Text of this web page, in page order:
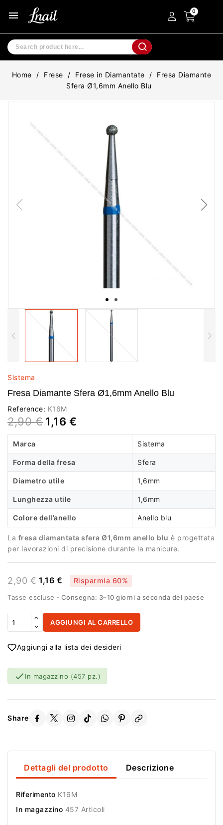
menu
Home Frese Frese in Diamantate
Fresa Diamante
Sfera Ø1,6mm Anello Blu
Sistema
Fresa Diamante Sfera Ø1,6mm Anello Blu
Reference: K16M
2,90 € 1,16 €
Marca Sistema
Forma della fresa Sfera
Diametro utile 1,6mm
Lunghezza utile 1,6mm
Colore dell’anello Anello blu
La fresa diamantata sfera Ø1,6mm anello blu è progettata
per lavorazioni di precisione durante la manicure.
2,90 € 1,16 € Risparmia 60%
Tasse escluse Consegna: 3–10 giorni a seconda del paese
AGGIUNGI AL CARRELLO
Aggiungi alla lista dei desideri
 In magazzino (457 pz.)
Share
Dettagli del prodotto Descrizione
Riferimento K16M
In magazzino 457 Articoli